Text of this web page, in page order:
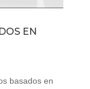
EN
basados en